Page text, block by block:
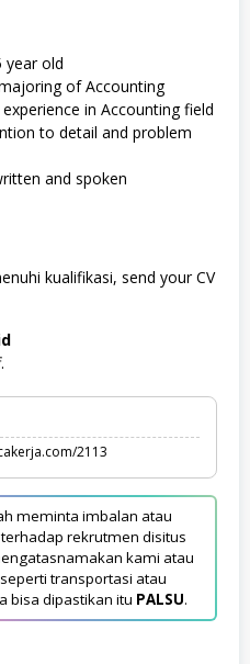
year old
of Accounting
in Accounting field
to detail and problem
and spoken
kualifikasi, send your CV
2113
meminta imbalan atau
rekrutmen disitus
kami atau
transportasi atau
bisa dipastikan itu PALSU.